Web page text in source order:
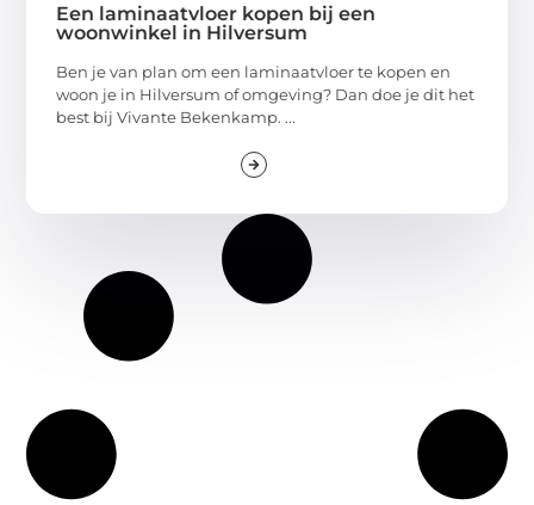
Een laminaatvloer kopen bij een
woonwinkel in Hilversum
Ben je van plan om een laminaatvloer te kopen en
woon je in Hilversum of omgeving? Dan doe je dit het
best bij Vivante Bekenkamp. ...